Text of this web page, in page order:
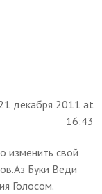
декабря 2011 at
16:43
изменить свой
Буки Веди
Голосом.